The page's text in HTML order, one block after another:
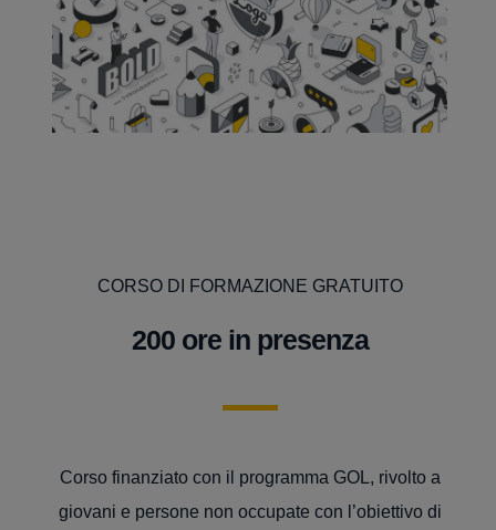
CORSO DI FORMAZIONE GRATUITO
200 ore in presenza
Corso finanziato con il programma GOL, rivolto a
giovani e persone non occupate con l’obiettivo di